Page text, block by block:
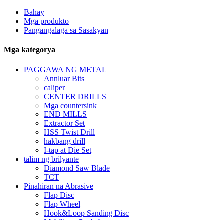
Bahay
Mga produkto
Pangangalaga sa Sasakyan
Mga kategorya
PAGGAWA NG METAL
Annluar Bits
caliper
CENTER DRILLS
Mga countersink
END MILLS
Extractor Set
HSS Twist Drill
hakbang drill
I-tap at Die Set
talim ng brilyante
Diamond Saw Blade
TCT
Pinahiran na Abrasive
Flap Disc
Flap Wheel
Hook&Loop Sanding Disc